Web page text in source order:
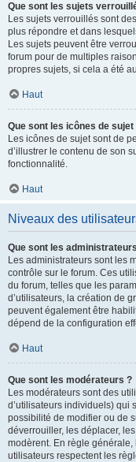
Que sont les sujets
Les sujets verrouillés sont
plus répondre et dans
Les sujets peuvent être
forum pour de multiples
propres sujets, si cela a été
Haut
Que sont les icônes de sujet
Les icônes de sujet sont de
d’illustrer le contenu de son
fonctionnalité.
Haut
Niveaux des
Que sont les
Les administrateurs sont les
contrôle sur le forum. Ces
du forum, telles que les
d’utilisateurs, la création de
peuvent également être
dépend de la configuration
Haut
Que sont les modérateurs ?
Les modérateurs sont des
d’utilisateurs individuels) qui
possibilité de modifier ou de
déverrouiller, les déplacer,
modèrent. En règle
utilisateurs respectent les